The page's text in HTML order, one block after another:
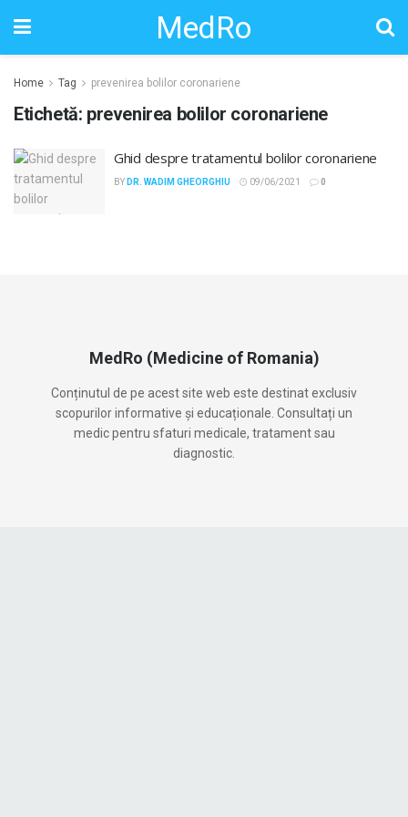
MedRo
Home Tag prevenirea bolilor coronariene
Etichetă: prevenirea bolilor coronariene
Ghid despre tratamentul bolilor coronariene
BY DR. WADIM GHEORGHIU 09/06/2021 0
MedRo (Medicine of Romania)
Conținutul de pe acest site web este destinat exclusiv
scopurilor informative și educaționale. Consultați un
medic pentru sfaturi medicale, tratament sau
diagnostic.